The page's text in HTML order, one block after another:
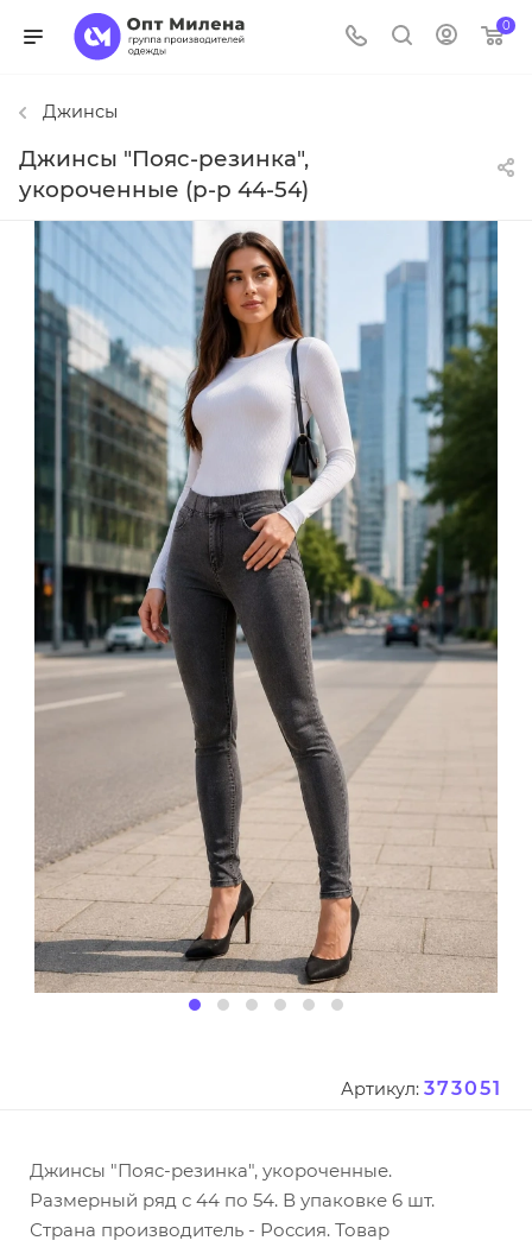
0
Джинсы
Джинсы "Пояс-резинка",
укороченные (р-р 44-54)
Артикул: 373051
Джинсы "Пояс-резинка", укороченные.
Размерный ряд с 44 по 54. В упаковке 6 шт.
Страна производитель - Россия. Товар